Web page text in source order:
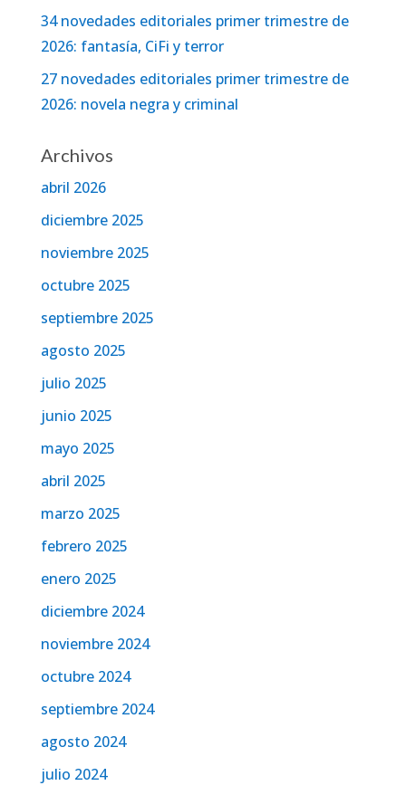
34 novedades editoriales primer trimestre de
2026: fantasía, CiFi y terror
27 novedades editoriales primer trimestre de
2026: novela negra y criminal
Archivos
abril 2026
diciembre 2025
noviembre 2025
octubre 2025
septiembre 2025
agosto 2025
julio 2025
junio 2025
mayo 2025
abril 2025
marzo 2025
febrero 2025
enero 2025
diciembre 2024
noviembre 2024
octubre 2024
septiembre 2024
agosto 2024
julio 2024